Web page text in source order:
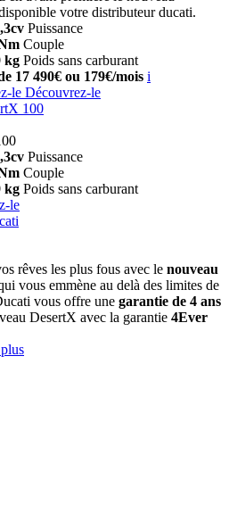
votre distributeur ducati.
Puissance
Couple
kg Poids sans carburant
17 490€ ou 179€/mois i
le Découvrez-le
100
Puissance
Couple
kg Poids sans carburant
le
rêves les plus fous avec le nouveau
vous emmène au delà des limites de
vous offre une garantie de 4 ans
DesertX avec la garantie 4Ever